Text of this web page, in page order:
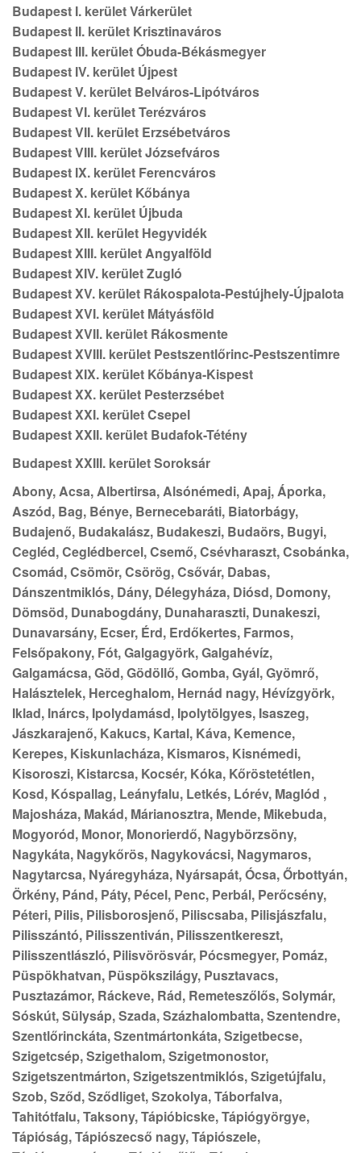
Budapest I. kerület Várkerület
Budapest II. kerület Krisztinaváros
Budapest III. kerület Óbuda-Békásmegyer
Budapest IV. kerület Újpest
Budapest V. kerület Belváros-Lipótváros
Budapest VI. kerület Terézváros
Budapest VII. kerület Erzsébetváros
Budapest VIII. kerület Józsefváros
Budapest IX. kerület Ferencváros
Budapest X. kerület Kőbánya
Budapest XI. kerület Újbuda
Budapest XII. kerület Hegyvidék
Budapest XIII. kerület Angyalföld
Budapest XIV. kerület Zugló
Budapest XV. kerület Rákospalota-Pestújhely-Újpalota
Budapest XVI. kerület Mátyásföld
Budapest XVII. kerület Rákosmente
Budapest XVIII. kerület Pestszentlőrinc-Pestszentimre
Budapest XIX. kerület Kőbánya-Kispest
Budapest XX. kerület Pesterzsébet
Budapest XXI. kerület Csepel
Budapest XXII. kerület Budafok-Tétény
Budapest XXIII. kerület Soroksár
Abony, Acsa, Albertirsa, Alsónémedi, Apaj, Áporka,
Aszód, Bag, Bénye, Bernecebaráti, Biatorbágy,
Budajenő, Budakalász, Budakeszi, Budaörs, Bugyi,
Cegléd, Ceglédbercel, Csemő, Csévharaszt, Csobánka,
Csomád, Csömör, Csörög, Csővár, Dabas,
Dánszentmiklós, Dány, Délegyháza, Diósd, Domony,
Dömsöd, Dunabogdány, Dunaharaszti, Dunakeszi,
Dunavarsány, Ecser, Érd, Erdőkertes, Farmos,
Felsőpakony, Fót, Galgagyörk, Galgahévíz,
Galgamácsa, Göd, Gödöllő, Gomba, Gyál, Gyömrő,
Halásztelek, Herceghalom, Hernád nagy, Hévízgyörk,
Iklad, Inárcs, Ipolydamásd, Ipolytölgyes, Isaszeg,
Jászkarajenő, Kakucs, Kartal, Káva, Kemence,
Kerepes, Kiskunlacháza, Kismaros, Kisnémedi,
Kisoroszi, Kistarcsa, Kocsér, Kóka, Kőröstetétlen,
Kosd, Kóspallag, Leányfalu, Letkés, Lórév, Maglód ,
Majosháza, Makád, Márianosztra, Mende, Mikebuda,
Mogyoród, Monor, Monorierdő, Nagybörzsöny,
Nagykáta, Nagykőrös, Nagykovácsi, Nagymaros,
Nagytarcsa, Nyáregyháza, Nyársapát, Ócsa, Őrbottyán,
Örkény, Pánd, Páty, Pécel, Penc, Perbál, Perőcsény,
Péteri, Pilis, Pilisborosjenő, Piliscsaba, Pilisjászfalu,
Pilisszántó, Pilisszentiván, Pilisszentkereszt,
Pilisszentlászló, Pilisvörösvár, Pócsmegyer, Pomáz,
Püspökhatvan, Püspökszilágy, Pusztavacs,
Pusztazámor, Ráckeve, Rád, Remeteszőlős, Solymár,
Sóskút, Sülysáp, Szada, Százhalombatta, Szentendre,
Szentlőrinckáta, Szentmártonkáta, Szigetbecse,
Szigetcsép, Szigethalom, Szigetmonostor,
Szigetszentmárton, Szigetszentmiklós, Szigetújfalu,
Szob, Sződ, Sződliget, Szokolya, Táborfalva,
Tahitótfalu, Taksony, Tápióbicske, Tápiógyörgye,
Tápióság, Tápiószecső nagy, Tápiószele,